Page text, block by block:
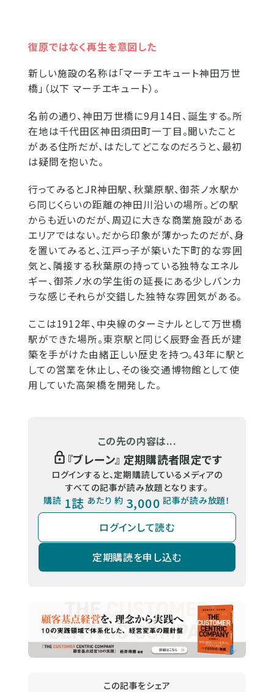
復原ではなく再生を意図した
新しい施設の名称は「マーチエキュート神田万世
橋」（以下 マーチエキュート）。
名前の通り、神田万世橋に9月14日、誕生する。所
在地は千代田区神田須田町一丁目。聞いたこと
がある住所だが、はたしてどこなのだろうと、最初
は疑問を抱いた。
行ってみるとJR神田駅、秋葉原駅、御茶ノ水駅か
ら同じくらいの距離の神田川沿いの場所。どの駅
からも近いのだが、周辺に大きな商業施設がある
エリアではない。だから印象が薄かったのだが、身
を置いてみると、江戸っ子が築いた下町的な雰囲
気と、隣接する秋葉原の持っている独特なエネル
ギー、御茶ノ水の学生街の延長にある少しバンカ
ラな感じ――それらが交錯した独特な雰囲気がある。
ここは1912年、中央線のターミナルとして万世橋
駅ができた場所。東京駅と同じく辰野金吾氏が建
築を手がけた由緒正しい歴史を持つ。43年に駅と
しての営業を休止し、その後交通博物館として使
用していた高架橋を開発した。
この先の内容は...
『ブレーン』 定期購読者限定です
ログインすると、定期購読しているメディアの
すべての記事が読み放題となります。
購読 1誌 あたり 約 3,000 記事が読み放題！
ログインして読む
定期購読を申し込む
この記事をシェア